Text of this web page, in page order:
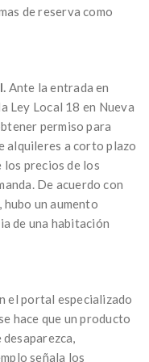
de reserva como
Ante la entrada en
Ley Local 18 en Nueva
permiso para
alquileres a corto plazo
los precios de los
De acuerdo con
un aumento
de una habitación
el portal especializado
hace que un producto
señala los